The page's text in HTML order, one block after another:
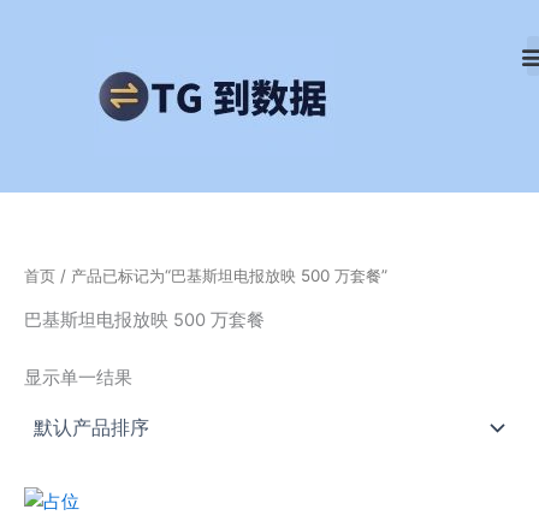
首页 / 产品已标记为“巴基斯坦电报放映 500 万套餐”
巴基斯坦电报放映 500 万套餐
显示单一结果